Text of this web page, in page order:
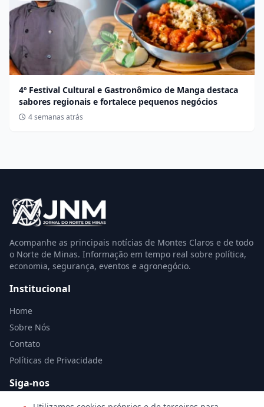
4º Festival Cultural e Gastronômico de Manga destaca
sabores regionais e fortalece pequenos negócios
4 semanas atrás
Acompanhe as principais notícias de Montes Claros e de todo
o Norte de Minas. Informação em tempo real sobre política,
economia, segurança, eventos e agronegócio.
Institucional
Home
Sobre Nós
Contato
Políticas de Privacidade
Siga-nos